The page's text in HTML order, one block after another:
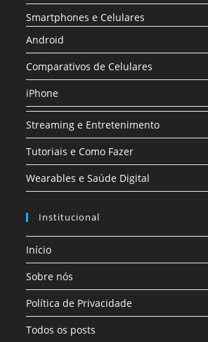
Smartphones e Celulares
Android
Comparativos de Celulares
iPhone
Streaming e Entretenimento
Tutoriais e Como Fazer
Wearables e Saúde Digital
Institucional
Início
Sobre nós
Política de Privacidade
Todos os posts